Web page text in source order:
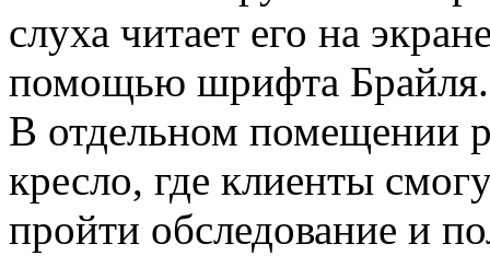
слуха читает его на
помощью шрифта Брайля.
В отдельном помещении
кресло, где клиенты
пройти обследование и